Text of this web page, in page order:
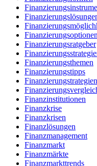
Finanzierungsratgeber
Finanzierungsthemen
Finanzierungstipps
Finanzierungstrategien
Finanzinstitutionen
Finanzkrise
Finanzkrisen
Finanzlösungen
Finanzmanagement
Finanzmarkt
Finanzmärkte
Finanzmarkttrends